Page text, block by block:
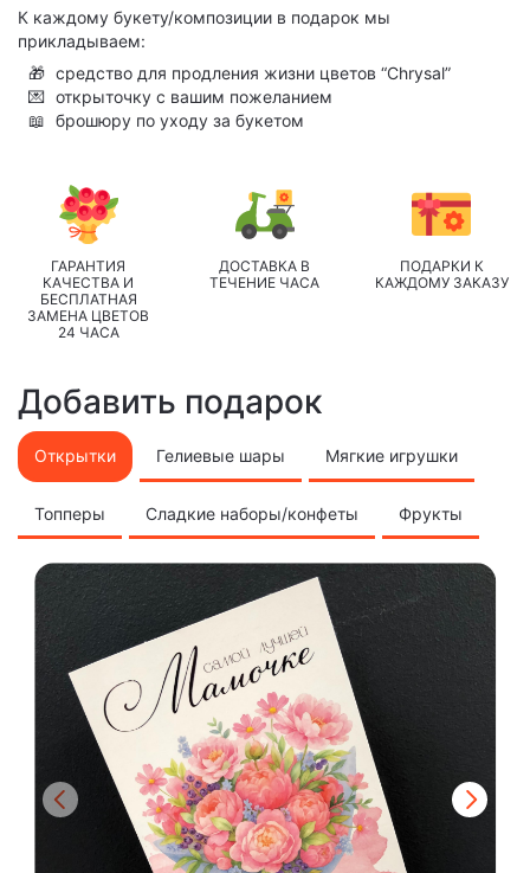
К каждому букету/композиции в подарок мы
прикладываем:
🎁 средство для продления жизни цветов “Chrysal”
💌 открыточку с вашим пожеланием
📖 брошюру по уходу за букетом
ГАРАНТИЯ
КАЧЕСТВА И
БЕСПЛАТНАЯ
ЗАМЕНА ЦВЕТОВ
24 ЧАСА
ДОСТАВКА В
ТЕЧЕНИЕ ЧАСА
ПОДАРКИ К
КАЖДОМУ ЗАКАЗУ
Добавить подарок
Открытки Гелиевые шары Мягкие игрушки
Топперы Сладкие наборы/конфеты Фрукты